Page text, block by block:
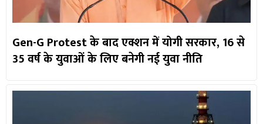
Gen-G Protest के बाद एक्शन में योगी सरकार, 16 से
35 वर्ष के युवाओं के लिए बनेगी नई युवा नीति